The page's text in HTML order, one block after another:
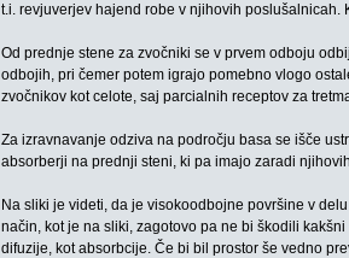
t.i. revjuverjev hajend robe v njihovih
Od prednje stene za zvočniki se v prvem odboju
odbojih, pri čemer potem igrajo pomebno vlogo
zvočnikov kot celote, saj parcialnih receptov za
Za izravnavanje odziva na področju basa se išče
absorberji na prednji steni, ki pa imajo zaradi
Na sliki je videti, da je visokoodbojne površine v
način, kot je na sliki, zagotovo pa ne bi škodili
difuzije, kot absorbcije. Če bi bil prostor še vedno